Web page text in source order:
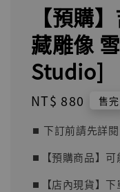
【預購
藏雕像
Studio]
Regular
NT$ 880 售完
⏹︎ 下訂前請先詳閱
⏹︎【預購商品】可
⏹︎【店內現貨】下